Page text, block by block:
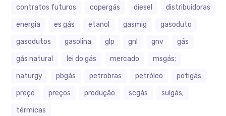
contratos futuros
copergás diesel
distribuidoras
energia
es gás etanol gasmig
gasoduto
gasodutos
gasolina glp gnl gnv
gás
gás natural
lei do gás mercado
msgás;
naturgy
pbgás petrobras petróleo
potigás
preço
preços produção scgás
sulgás;
térmicas